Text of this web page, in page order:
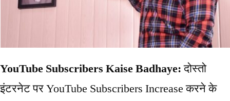
YouTube Subscribers Kaise Badhaye:दोस्तो
इंटरनेट पर YouTube Subscribers Increase करने के